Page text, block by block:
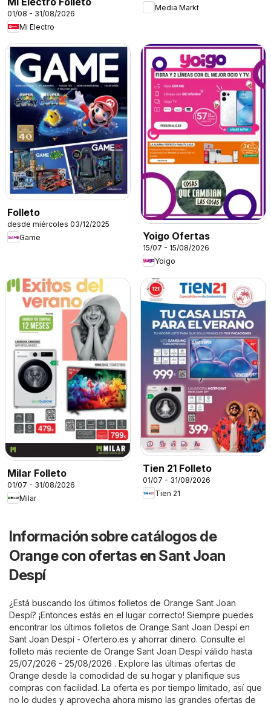
01/08 - 31/08/2026
Mi Electro
Media Markt
Folleto
desde miércoles 03/12/2025
Game
Yoigo Ofertas
15/07 - 15/08/2026
Yoigo
Milar Folleto
01/07 - 31/08/2026
Milar
Tien 21 Folleto
01/07 - 31/08/2026
Tien 21
Información sobre catálogos de
Orange con ofertas en Sant Joan
Despí
¿Está buscando los últimos folletos de Orange Sant Joan
Despí? ¡Entonces estás en el lugar correcto! Siempre puedes
encontrar los últimos folletos de Orange Sant Joan Despí en
Sant Joan Despí - Ofertero.es y ahorrar dinero. Consulte el
folleto más reciente de Orange Sant Joan Despí válido hasta
25/07/2026 - 25/08/2026 . Explore las últimas ofertas de
Orange desde la comodidad de su hogar y planifique sus
compras con facilidad. La oferta es por tiempo limitado, así que
no lo dudes y aprovecha ahora mismo las grandes ofertas de